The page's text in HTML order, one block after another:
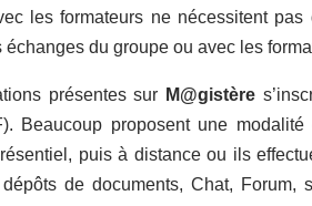
les formateurs ne nécessitent
échanges du groupe ou avec les
présentes sur M@gistère
Beaucoup proposent une
puis à distance ou ils
de documents, Chat, Forum,